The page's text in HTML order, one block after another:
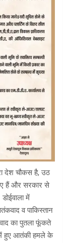
देश चौकस है, उठ
हैं और सरकार से
में
व पाकिस्तान
का पुतला फूंकते
में हुए आतंकी हमले के